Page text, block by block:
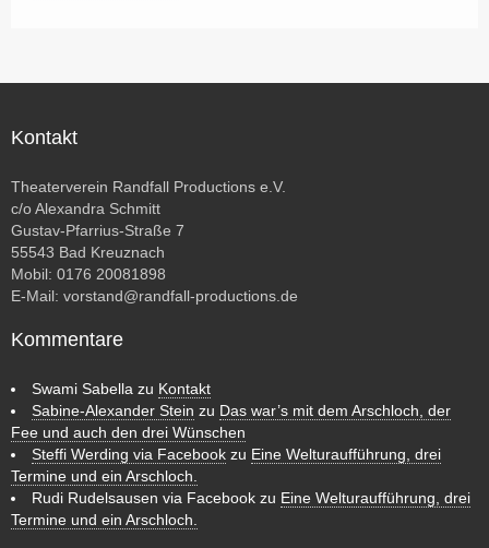
Kontakt
Theaterverein Randfall Productions e.V.
c/o Alexandra Schmitt
Gustav-Pfarrius-Straße 7
55543 Bad Kreuznach
Mobil: 0176 20081898
E-Mail: vorstand@randfall-productions.de
Kommentare
Swami Sabella zu Kontakt
Sabine-Alexander Stein zu Das war’s mit dem Arschloch, der
Fee und auch den drei Wünschen
Steffi Werding via Facebook zu Eine Welturaufführung, drei
Termine und ein Arschloch.
Rudi Rudelsausen via Facebook zu Eine Welturaufführung, drei
Termine und ein Arschloch.